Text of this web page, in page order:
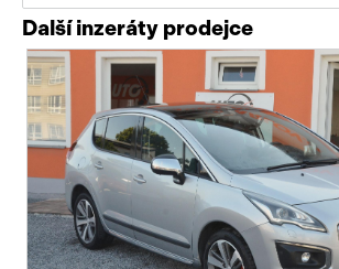
elektronická ruční brzda
výškově nastavitelná sedadla
zadní loketní opěrka
sportovní sedadla
aut. aktivace výstražných světlometů
Další inzeráty prodejce